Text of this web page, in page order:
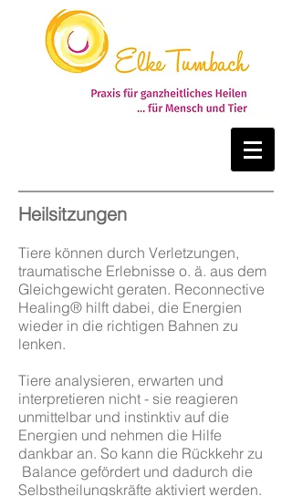
Heilsitzungen
Tiere können durch Verletzungen,
traumatische Erlebnisse o. ä. aus dem
Gleichgewicht geraten. Reconnective
Healing® hilft dabei, die Energien
wieder in die richtigen Bahnen zu
lenken.
Tiere analysieren, erwarten und
interpretieren nicht - sie reagieren
unmittelbar und instinktiv auf die
Energien und nehmen die Hilfe
dankbar an. So kann die Rückkehr zu
Balance gefördert und dadurch die
Selbstheilungskräfte aktiviert werden.